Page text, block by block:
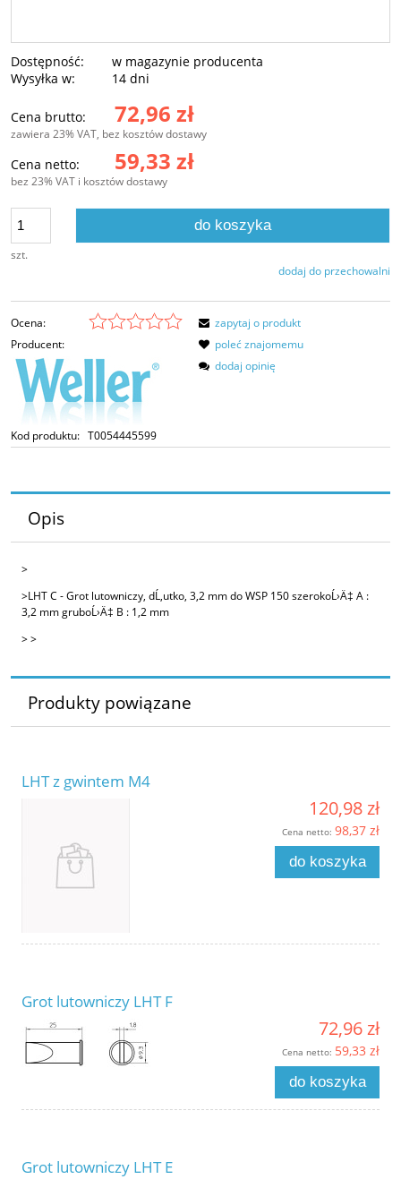
Dostępność:
w magazynie producenta
Wysyłka w:
14 dni
Cena brutto: 72,96 zł
zawiera 23% VAT, bez kosztów dostawy
Cena netto: 59,33 zł
bez 23% VAT i kosztów dostawy
szt.
do koszyka
dodaj do przechowalni
Ocena:
Producent:
Kod produktu: T0054445599
zapytaj o produkt
poleć znajomemu
dodaj opinię
Opis
>
>LHT C - Grot lutowniczy, dĹ‚utko, 3,2 mm do WSP 150 szerokoĹ›Ä‡ A :
3,2 mm gruboĹ›Ä‡ B : 1,2 mm
> >
Produkty powiązane
LHT z gwintem M4
120,98 zł
Cena netto: 98,37 zł
do koszyka
Grot lutowniczy LHT F
72,96 zł
Cena netto: 59,33 zł
do koszyka
Grot lutowniczy LHT E